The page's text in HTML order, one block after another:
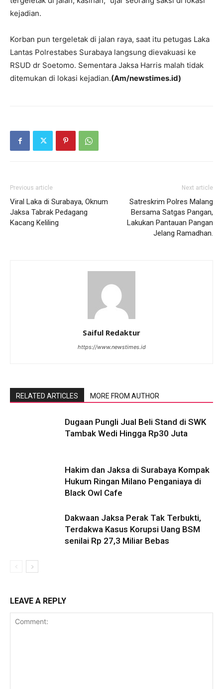
kejadian.
Korban pun tergeletak di jalan raya, saat itu petugas Laka
Lantas Polrestabes Surabaya langsung dievakuasi ke
RSUD dr Soetomo. Sementara Jaksa Harris malah tidak
ditemukan di lokasi kejadian.(Am/newstimes.id)
Previous article
Viral Laka di Surabaya, Oknum
Jaksa Tabrak Pedagang
Kacang Keliling
Next article
Satreskrim Polres Malang
Bersama Satgas Pangan,
Lakukan Pantauan Pangan
Jelang Ramadhan.
Saiful Redaktur
https://www.newstimes.id
RELATED ARTICLES MORE FROM AUTHOR
Dugaan Pungli Jual Beli Stand di SWK
Tambak Wedi Hingga Rp30 Juta
Hakim dan Jaksa di Surabaya Kompak
Hukum Ringan Milano Penganiaya di
Black Owl Cafe
Dakwaan Jaksa Perak Tak Terbukti,
Terdakwa Kasus Korupsi Uang BSM
senilai Rp 27,3 Miliar Bebas
LEAVE A REPLY